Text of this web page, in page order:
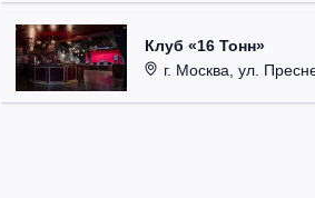
Клуб «16 Тонн»
г. Москва, ул.